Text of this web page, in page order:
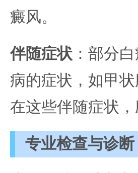
癜风。
伴随症状 ：部分
病的症状，如甲
在这些伴随症状
专业检查与诊断